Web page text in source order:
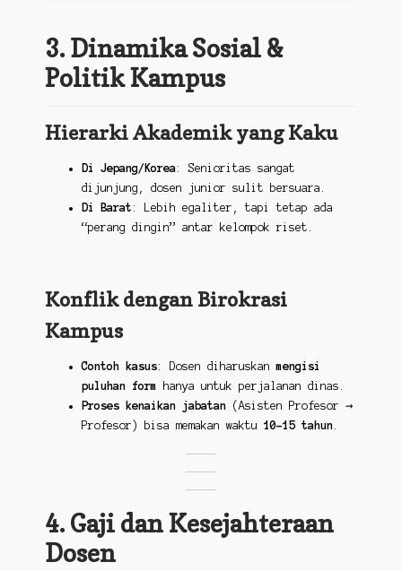
3. Dinamika Sosial &
Politik Kampus
Hierarki Akademik yang Kaku
Di Jepang/Korea: Senioritas sangat
dijunjung, dosen junior sulit bersuara.
Di Barat : Lebih egaliter, tapi tetap ada
“perang dingin” antar kelompok riset.
Konflik dengan Birokrasi
Kampus
Contoh kasus: Dosen diharuskanmengisi
puluhan form hanya untuk perjalanan dinas.
Proses kenaikan jabatan(Asisten Profesor →
Profesor) bisa memakan waktu 10-15 tahun.
4. Gaji dan Kesejahteraan
Dosen